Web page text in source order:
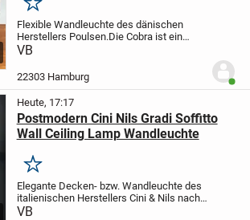
Merken
Flexible Wandleuchte des dänischen
Herstellers Poulsen.Die Cobra ist ein
funktionaler Wandleuchte für gerichtetes
eines flexiblen, geriffelten Schlauches.
VB
22303 Hamburg
Heute, 17:17
Postmodern Cini Nils Gradi Soffitto
Wall Ceiling Lamp Wandleuchte
Merken
Elegante Decken- bzw. Wandleuchte des
italienischen Herstellers Cini & Nils nach
einem Entwurf von Franco Bettonica und
VB